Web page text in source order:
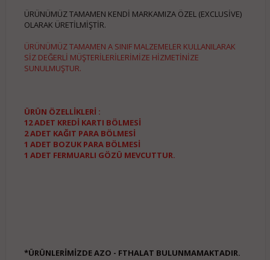
ÜRÜNÜMÜZ TAMAMEN KENDİ MARKAMIZA ÖZEL (EXCLUSİVE)
OLARAK ÜRETİLMİŞTİR.
ÜRÜNÜMÜZ TAMAMEN A SINIF MALZEMELER KULLANILARAK
SİZ DEĞERLİ MÜŞTERİLERİLERİMİZE HİZMETİNİZE
SUNULMUŞTUR.
ÜRÜN ÖZELLİKLERİ :
12 ADET KREDİ KARTI BÖLMESİ
2 ADET KAĞIT PARA BÖLMESİ
1 ADET BOZUK PARA BÖLMESİ
1 ADET FERMUARLI GÖZÜ MEVCUTTUR.
*ÜRÜNLERİMİZDE AZO - FTHALAT BULUNMAMAKTADIR.